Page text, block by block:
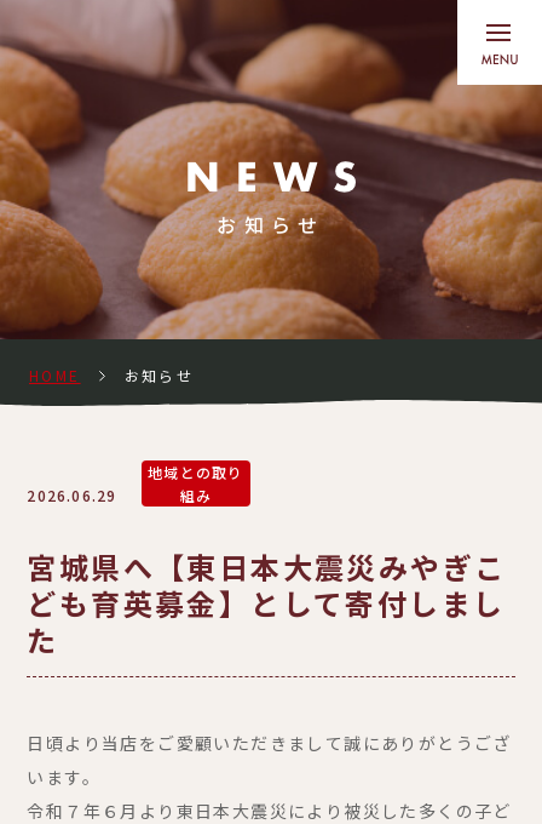
HOME お知らせ
お知らせ
2026.06.29
地域との取り
組み
宮城県へ【東日本大震災みやぎこ
ども育英募金】として寄付しまし
た
日頃より当店をご愛顧いただきまして誠にありがとうござ
います。
令和７年６月より東日本大震災により被災した多くの子ど